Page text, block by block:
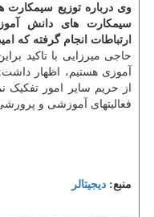
وی درباره توزیع سیمکارت
سیمکارت های دانش
ارتباطات انجام گرفته که
حاجی میرزایی با تاکید
آموزی هستیم، اظهار
از حریم سایر امور تفکیک
فعالیتهای آموزشی و
منبع: دیجیتالر